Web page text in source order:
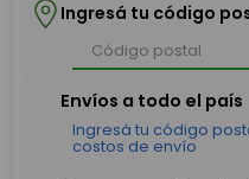
Ingresá tu código